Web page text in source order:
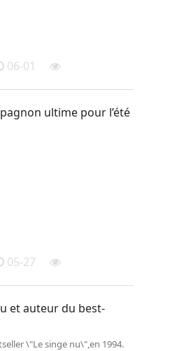
06-01
ultime pour l’été
05-27
et auteur du best-
\"Le singe nu\",en 1994.